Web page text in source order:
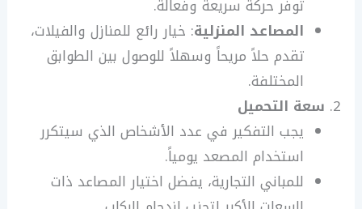
توفر حركة سريعة وفعالة.
المصاعد المنزلية: خيار رائع للمنازل والفيلات،
تقدم حلاً مريحاً وسهلاً للوصول بين الطوابق
المختلفة.
سعة التحميل
يجب التفكير في عدد الأشخاص الذي سيتكرر
استخدام المصعد يومياً.
للمباني التجارية، يفضل اختيار المصاعد ذات